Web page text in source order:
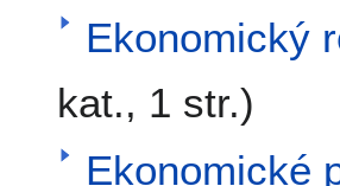
Ekonomický
kat., 1 str.)
Ekonomické